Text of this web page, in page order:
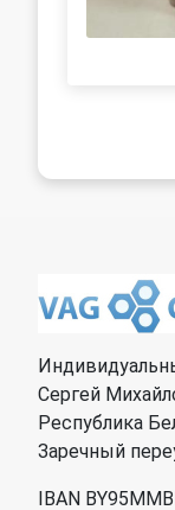
Сергей
Республика
Заречный
IBAN